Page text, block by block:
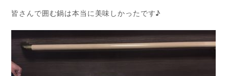
皆さんで囲む鍋は本当に美味しかったです♪